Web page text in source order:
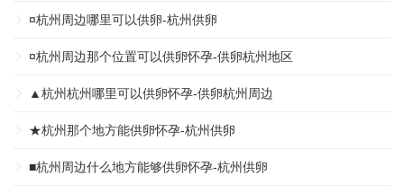
¤杭州周边哪里可以供卵-杭州供卵
¤杭州周边那个位置可以供卵怀孕-供卵杭州地区
▲杭州杭州哪里可以供卵怀孕-供卵杭州周边
★杭州那个地方能供卵怀孕-杭州供卵
■杭州周边什么地方能够供卵怀孕-杭州供卵